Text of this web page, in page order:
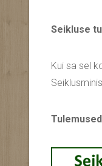
Seikluse
Kui sa sel